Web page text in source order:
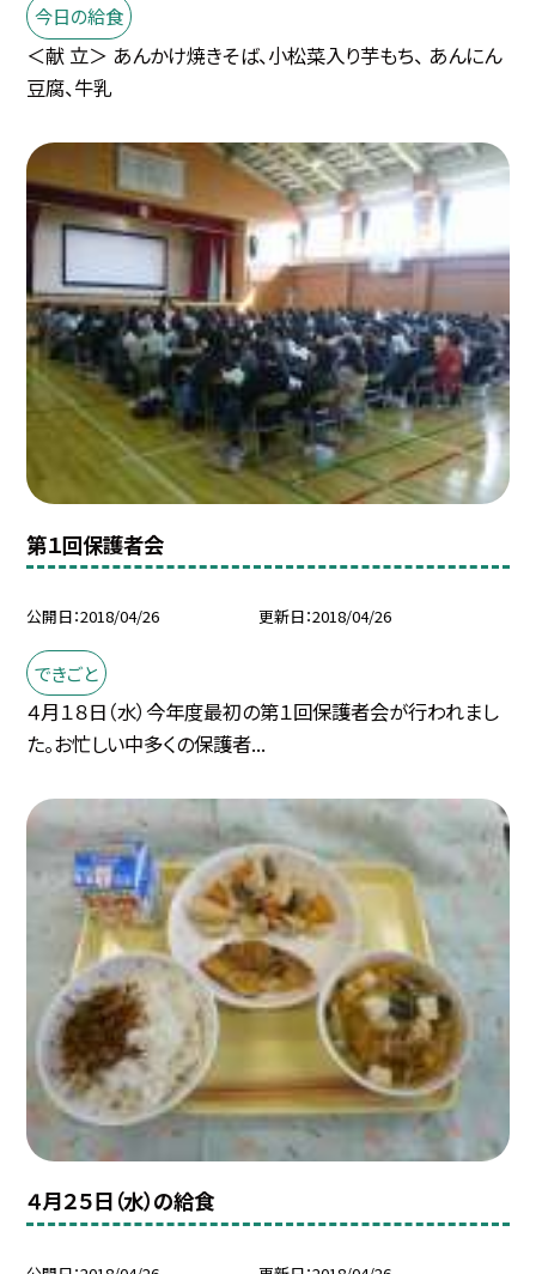
今日の給食
＜献 立＞ あんかけ焼きそば、小松菜入り芋もち、 あんにん
豆腐、牛乳
第１回保護者会
公開日 2018/04/26 更新日 2018/04/26
できごと
４月１８日（水）今年度最初の第１回保護者会が行われまし
た。お忙しい中多くの保護者...
４月２５日（水）の給食